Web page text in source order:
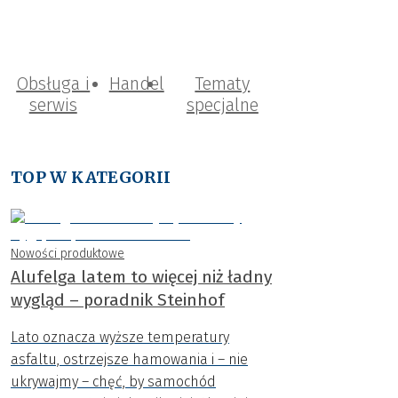
Obsługa i
serwis
Handel
Tematy
specjalne
TOP W KATEGORII
Nowości produktowe
Alufelga latem to więcej niż ładny
wygląd – poradnik Steinhof
Lato oznacza wyższe temperatury
asfaltu, ostrzejsze hamowania i – nie
ukrywajmy – chęć, by samochód